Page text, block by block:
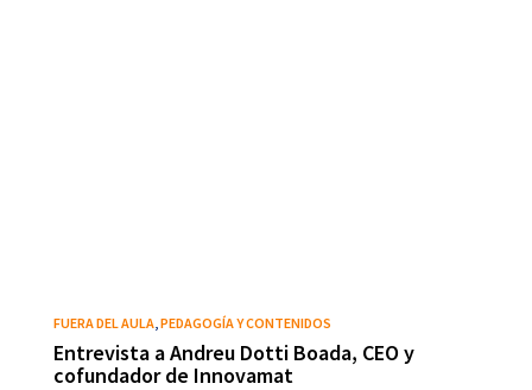
FUERA DEL AULA,PEDAGOGÍA Y CONTENIDOS
Entrevista a Andreu Dotti Boada, CEO y
cofundador de Innovamat